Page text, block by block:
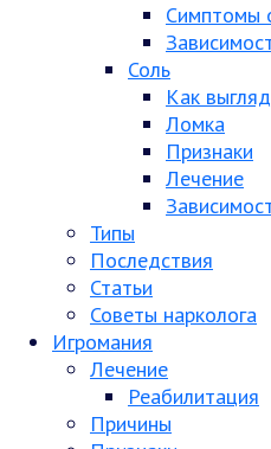
Симптомы
Соль
Как
Ломка
Признаки
Лечение
Типы
Последствия
Статьи
Советы нарколога
Игромания
Лечение
Реабилитация
Причины